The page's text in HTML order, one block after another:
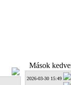
Mások
2026-03-30 15:49